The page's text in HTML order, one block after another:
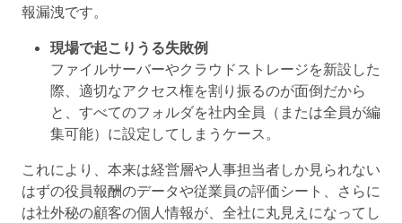
報漏洩です。
現場で起こりうる失敗例
ファイルサーバーやクラウドストレージを新設した
際、適切なアクセス権を割り振るのが面倒だから
と、すべてのフォルダを社内全員（または全員が編
集可能）に設定してしまうケース。
これにより、本来は経営層や人事担当者しか見られない
はずの役員報酬のデータや従業員の評価シート、さらに
は社外秘の顧客の個人情報が、全社に丸見えになってし